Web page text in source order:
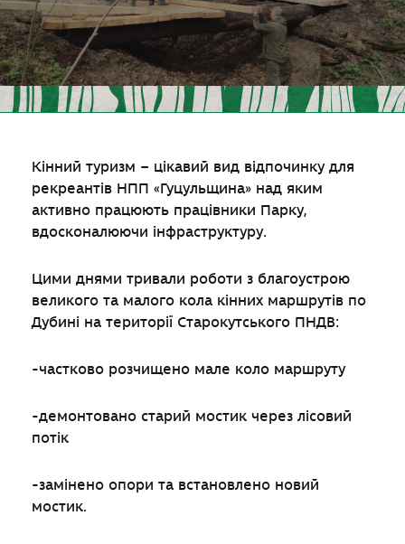
Кінний туризм – цікавий вид відпочинку для
рекреантів НПП «Гуцульщина» над яким
активно працюють працівники Парку,
вдосконалюючи інфраструктуру.
Цими днями тривали роботи з благоустрою
великого та малого кола кінних маршрутів по
Дубині на території Старокутського ПНДВ:
-частково розчищено мале коло маршруту
-демонтовано старий мостик через лісовий
потік
-замінено опори та встановлено новий
мостик.